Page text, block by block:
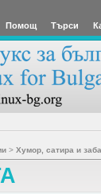
Помощ Търси
> Хумор, сатира и